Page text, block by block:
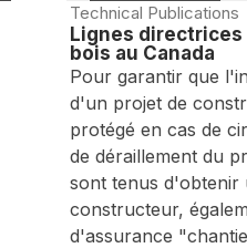
Technical Publications
Lignes
bois au Canada
Pour garantir que
d'un projet de
protégé en cas de
de déraillement du
sont tenus d'obtenir
constructeur,
d'assurance